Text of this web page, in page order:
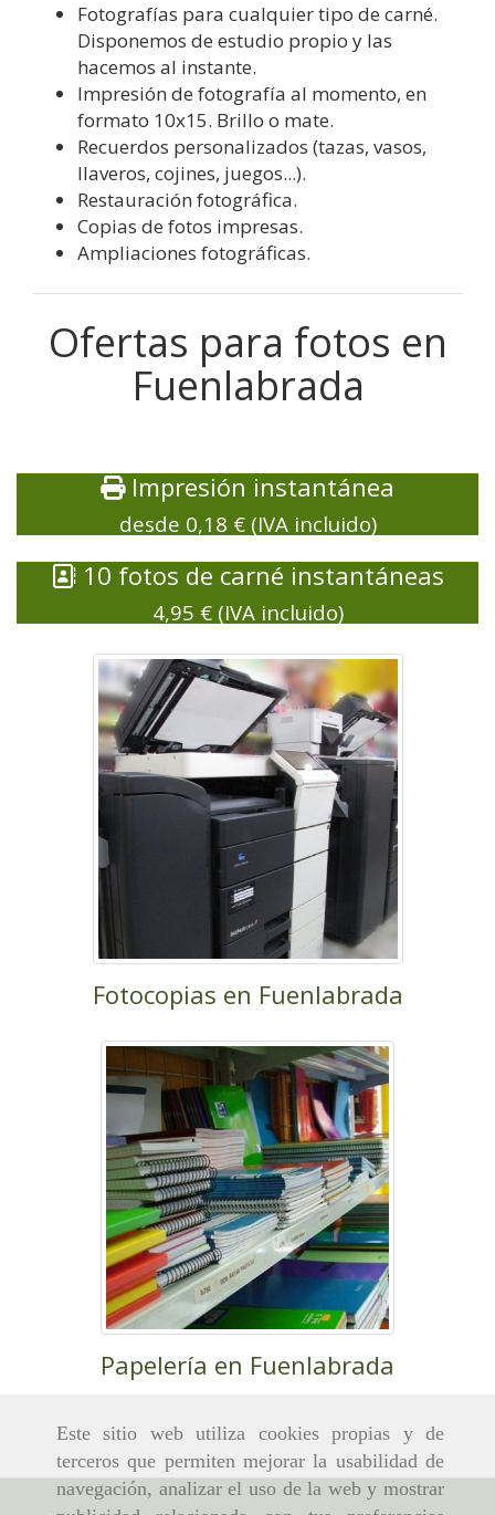
Este sitio web utiliza cookies propias y de
terceros que permiten mejorar la usabilidad de
navegación, analizar el uso de la web y mostrar
Fotografías para cualquier tipo de carné.
Disponemos de estudio propio y las
hacemos al instante.
Impresión de fotografía al momento, en
formato 10x15. Brillo o mate.
Recuerdos personalizados (tazas, vasos,
llaveros, cojines, juegos...).
Restauración fotográfica.
Copias de fotos impresas.
Ampliaciones fotográficas.
Ofertas para fotos en
Fuenlabrada
Impresión instantánea
desde 0,18 € (IVA incluido)
10 fotos de carné instantáneas
4,95 € (IVA incluido)
Fotocopias en Fuenlabrada
Papelería en Fuenlabrada